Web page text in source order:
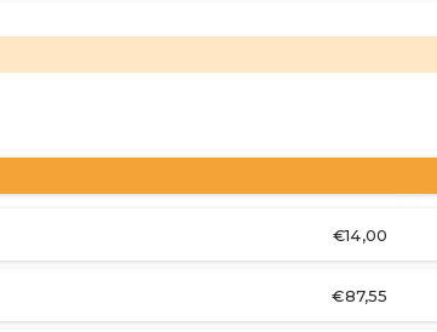
€14,00
€87,55